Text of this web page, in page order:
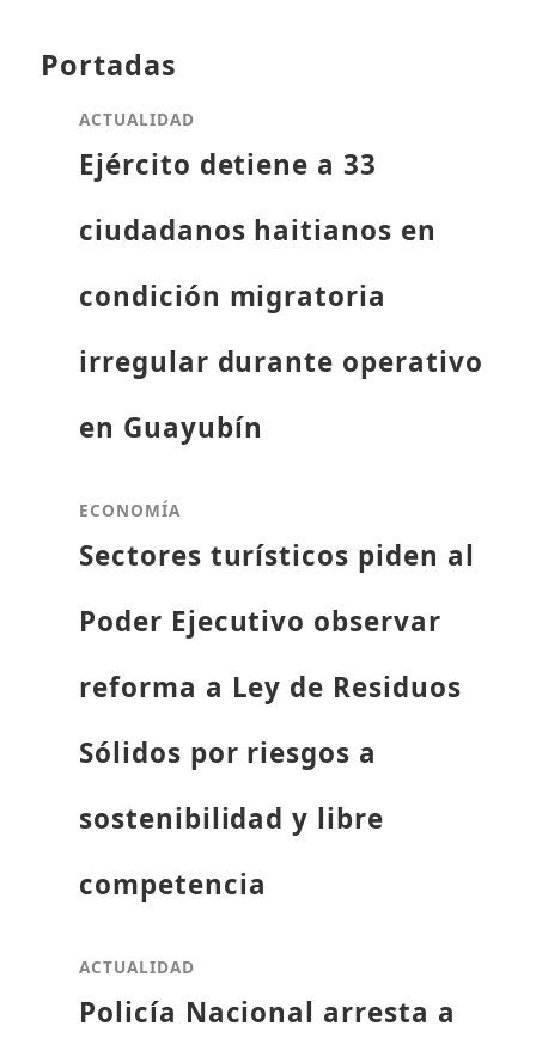
Portadas
ACTUALIDAD
Ejército detiene a 33
ciudadanos haitianos en
condición migratoria
irregular durante operativo
en Guayubín
ECONOMÍA
Sectores turísticos piden al
Poder Ejecutivo observar
reforma a Ley de Residuos
Sólidos por riesgos a
sostenibilidad y libre
competencia
ACTUALIDAD
Policía Nacional arresta a